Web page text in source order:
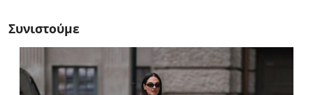
Συνιστούμε